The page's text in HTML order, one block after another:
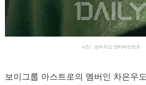
사진 : 판타지오 엔터테인먼트
보이그룹 아스트로의 멤버인 차은우